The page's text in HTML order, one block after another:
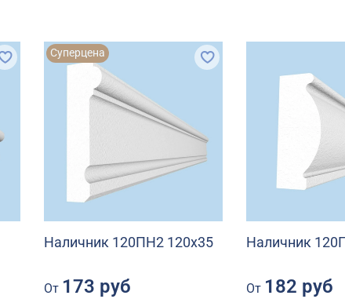
Суперцена
Наличник 120ПН2 120х35
От 173 руб
Наличник
От 182 руб